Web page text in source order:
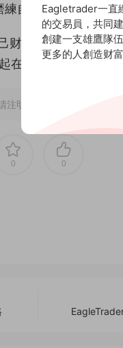
自己的交易技巧和
财富的交易員，Eagle
在實踐中不斷磨砺
注明出處~~~
0 0
Eagletrader一直
的交易員，共同
創建一支雄鷹隊
更多的人創造财富